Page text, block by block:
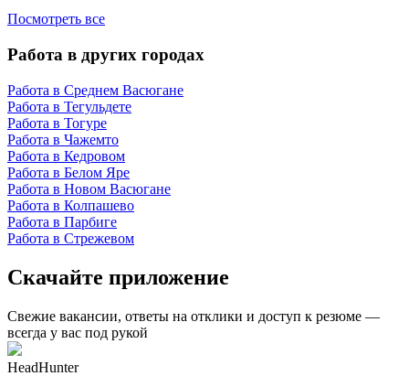
Посмотреть все
Работа в других городах
Работа в Среднем Васюгане
Работа в Тегульдете
Работа в Тогуре
Работа в Чажемто
Работа в Кедровом
Работа в Белом Яре
Работа в Новом Васюгане
Работа в Колпашево
Работа в Парбиге
Работа в Стрежевом
Скачайте приложение
Свежие вакансии, ответы на отклики и доступ к резюме —
всегда у вас под рукой
HeadHunter